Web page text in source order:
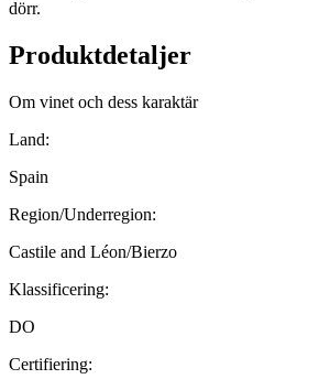
dörr.
Produktdetaljer
Om vinet och dess karaktär
Land:
Spain
Region/Underregion:
Castile and Léon/Bierzo
Klassificering:
DO
Certifiering: